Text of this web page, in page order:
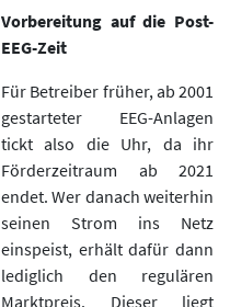
Vorbereitung auf die Post-
EEG-Zeit
Für Betreiber früher, ab 2001
gestarteter EEG-Anlagen
tickt also die Uhr, da ihr
Förderzeitraum ab 2021
endet. Wer danach weiterhin
seinen Strom ins Netz
einspeist, erhält dafür dann
lediglich den regulären
Marktpreis. Dieser liegt